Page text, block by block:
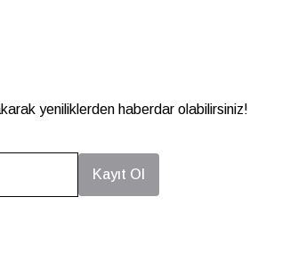
yeniliklerden haberdar olabilirsiniz!
Kayıt Ol